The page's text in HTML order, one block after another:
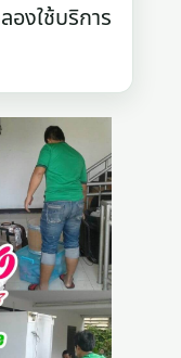
องใช้บริการ